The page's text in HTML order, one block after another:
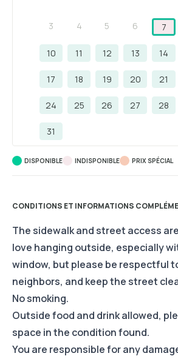
3 4 5 6 7
10 11 12 13 14
17 18 19 20 21
24 25 26 27 28
31
DISPONIBLE INDISPONIBLE PRIX ​​SPÉCIAL
CONDITIONS ET INFORMATIONS
The sidewalk and street access
love hanging outside, especially
window, but please be respectful
neighbors, and keep the street
No smoking.
Outside food and drink allowed,
space in the condition found.
You are responsible for any